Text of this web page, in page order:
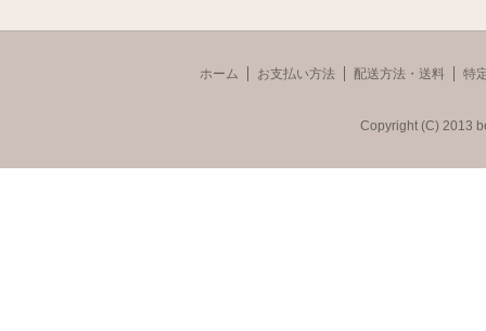
ホーム お支払い方法 配送方法・送料 特
Copyright (C) 2013